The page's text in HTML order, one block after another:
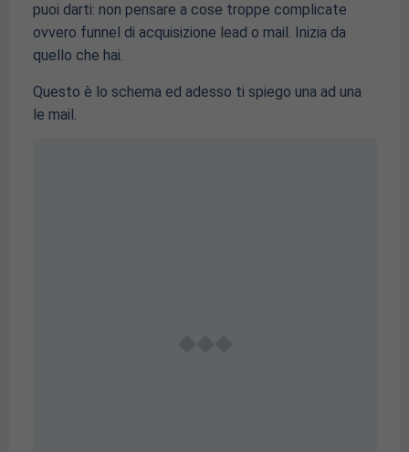
puoi darti: non pensare a cose troppe complicate
ovvero funnel di acquisizione lead o mail. Inizia da
quello che hai.
Questo è lo schema ed adesso ti spiego una ad una
le mail.